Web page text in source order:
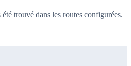
trouvé dans les routes configurées.